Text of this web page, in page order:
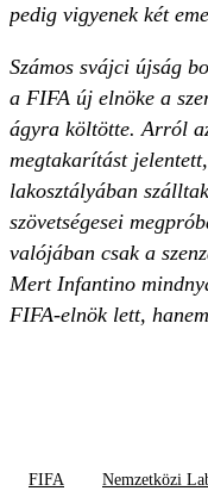
pedig vigyenek két
Számos svájci újság
a FIFA új elnöke a
ágyra költötte. Arról
megtakarítást
lakosztályában
szövetségesei
valójában csak a
Mert Infantino
FIFA-elnök lett,
FIFA Nemzetközi